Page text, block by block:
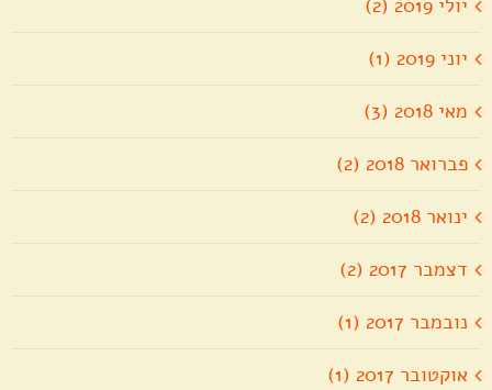
יולי 2019 (2)
יוני 2019 (1)
מאי 2018 (3)
פברואר 2018 (2)
ינואר 2018 (2)
דצמבר 2017 (2)
נובמבר 2017 (1)
אוקטובר 2017 (1)